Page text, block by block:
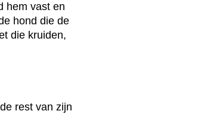
hem vast en
hond die de
die kruiden,
rest van zijn